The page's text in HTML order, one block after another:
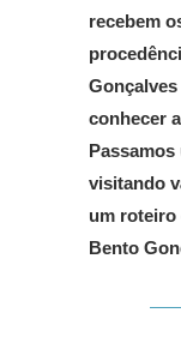
recebem
conhecer
Passamos
visitando
um roteiro
Bento